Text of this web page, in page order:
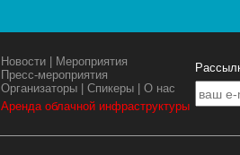
Новости
Мероприятия
Пресс-мероприятия
Организаторы |Спикеры |О нас
Аренда облачной инфраструктуры